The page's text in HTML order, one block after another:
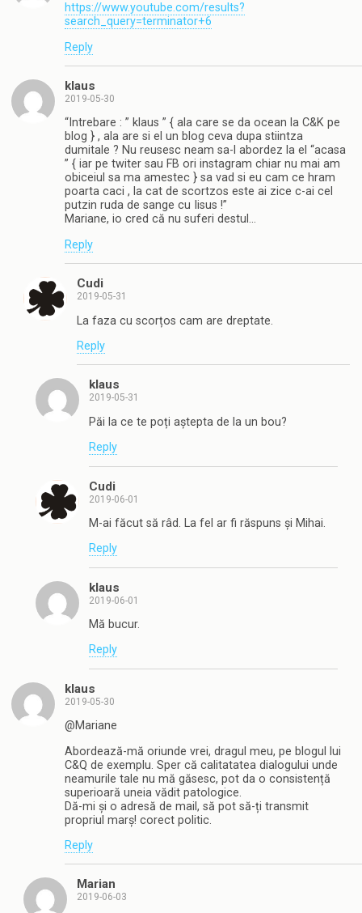
https://www.youtube.com/results?
search_query=terminator+6
Reply
klaus
2019-05-30
“Intrebare : ” klaus ” { ala care se da ocean la C&K pe
blog } , ala are si el un blog ceva dupa stiintza
dumitale ? Nu reusesc neam sa-l abordez la el “acasa
” { iar pe twiter sau FB ori instagram chiar nu mai am
obiceiul sa ma amestec } sa vad si eu cam ce hram
poarta caci , la cat de scortzos este ai zice c-ai cel
putzin ruda de sange cu Iisus !”
Mariane, io cred că nu suferi destul…
Reply
Cudi
2019-05-31
La faza cu scorțos cam are dreptate.
Reply
klaus
2019-05-31
Păi la ce te poți aștepta de la un bou?
Reply
Cudi
2019-06-01
M-ai făcut să râd. La fel ar fi răspuns și Mihai.
Reply
klaus
2019-06-01
Mă bucur.
Reply
klaus
2019-05-30
@Mariane
Abordează-mă oriunde vrei, dragul meu, pe blogul lui
C&Q de exemplu. Sper că calitatatea dialogului unde
neamurile tale nu mă găsesc, pot da o consistență
superioară uneia vădit patologice.
Dă-mi și o adresă de mail, să pot să-ți transmit
propriul marș! corect politic.
Reply
Marian
2019-06-03